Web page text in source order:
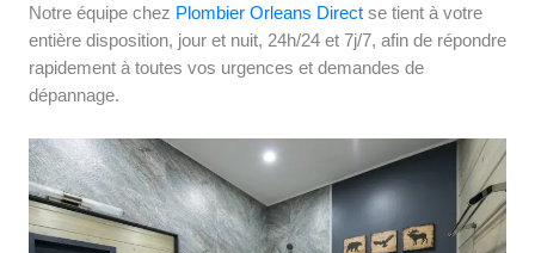
Notre équipe chez Plombier Orleans Direct se tient à votre
entière disposition, jour et nuit, 24h/24 et 7j/7, afin de répondre
rapidement à toutes vos urgences et demandes de
dépannage.